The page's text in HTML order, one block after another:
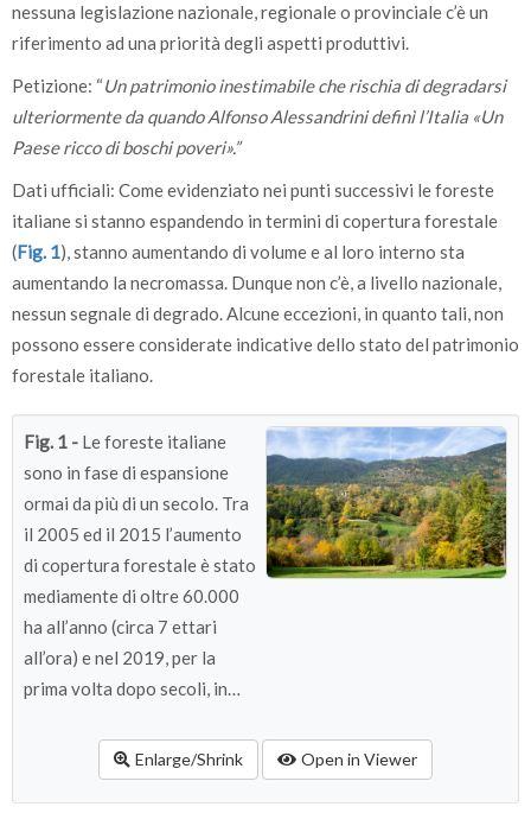
nessuna legislazione nazionale, regionale o provinciale c’è un
riferimento ad una priorità degli aspetti produttivi.
Petizione: “Un patrimonio inestimabile che rischia di degradarsi
ulteriormente da quando Alfonso Alessandrini definì l’Italia «Un
Paese ricco di boschi poveri».”
Dati ufficiali: Come evidenziato nei punti successivi le foreste
italiane si stanno espandendo in termini di copertura forestale
(Fig. 1), stanno aumentando di volume e al loro interno sta
aumentando la necromassa. Dunque non c’è, a livello nazionale,
nessun segnale di degrado. Alcune eccezioni, in quanto tali, non
possono essere considerate indicative dello stato del patrimonio
forestale italiano.
Fig. 1 - Le foreste italiane
sono in fase di espansione
ormai da più di un secolo. Tra
il 2005 ed il 2015 l’aumento
di copertura forestale è stato
mediamente di oltre 60.000
ha all’anno (circa 7 ettari
all’ora) e nel 2019, per la
prima volta dopo secoli, in
da foreste ha superato la
superficie utilizzata
Enlarge/Shrink Open in Viewer